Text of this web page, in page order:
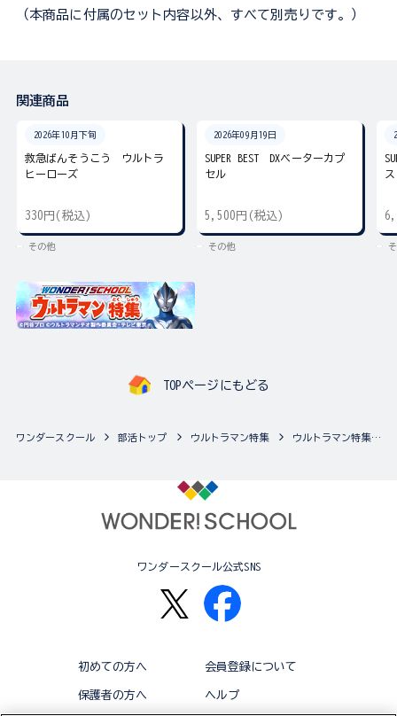
（本商品に付属のセット内容以外、すべて別売りです。）
関連商品
2026年10月下旬
救急ばんそうこう ウルトラ
ヒーローズ
330円(税込)
その他
2026年09月19日
SUPER BEST DXベーターカプ
セル
5,500円(税込)
その他
ス
TOPページにもどる
ワンダースクール 部活トップ ウルトラマン特集 ウルトラマン特集の最新商品一覧
ワンダースクール公式SNS
初めての方へ 会員登録について
保護者の方へ ヘルプ